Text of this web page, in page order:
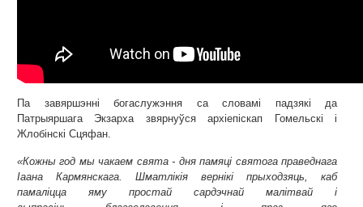
Па завяршэнні богаслужэння са словамі падзякі да
Патрыяршага Экзарха звярнуўся архіепіскап Гомельскі і
Жлобінскі Сцяфан.
«Кожны год мы чакаем свята - дня памяці святога праведнага
Іаана Кармянскага. Шматлікія вернікі прыходзяць, каб
памаліцца яму простай сардэчнай малітвай і